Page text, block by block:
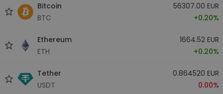
Bitcoin
BTC
56307.00 EUR
+0.20%
Ethereum
ETH
1664.52 EUR
+0.20%
Tether
USDT
0.864520 EUR
0.00%